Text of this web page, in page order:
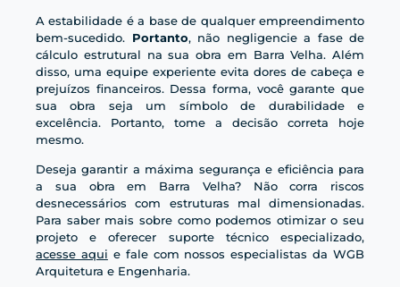
A estabilidade é a base de qualquer empreendimento
bem-sucedido. Portanto, não negligencie a fase de
cálculo estrutural na sua obra em Barra Velha. Além
disso, uma equipe experiente evita dores de cabeça e
prejuízos financeiros. Dessa forma, você garante que
sua obra seja um símbolo de durabilidade e
excelência. Portanto, tome a decisão correta hoje
mesmo.
Deseja garantir a máxima segurança e eficiência para
a sua obra em Barra Velha? Não corra riscos
desnecessários com estruturas mal dimensionadas.
Para saber mais sobre como podemos otimizar o seu
projeto e oferecer suporte técnico especializado,
acesse aqui e fale com nossos especialistas da WGB
Arquitetura e Engenharia.